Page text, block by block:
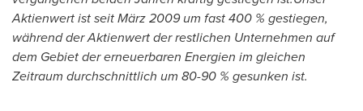
Aktienwert ist seit März 2009 um fast 400 % gestiegen,
während der Aktienwert der restlichen Unternehmen auf
dem Gebiet der erneuerbaren Energien im gleichen
Zeitraum durchschnittlich um 80-90 % gesunken ist.